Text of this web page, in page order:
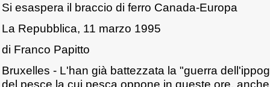
Si esaspera il braccio di ferro Canada-Europa
La Repubblica, 11 marzo 1995
di Franco Papitto
Bruxelles - L'han già battezzata la "guerra
del pesce la cui pesca oppone in queste ore,